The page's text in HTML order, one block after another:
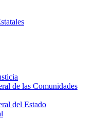
de las Comunidades
del Estado